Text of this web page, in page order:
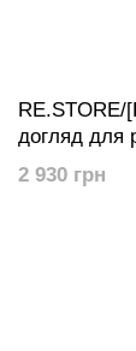
догляд для
2 930 грн